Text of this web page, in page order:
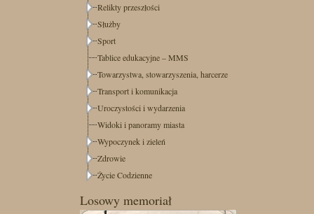
Relikty przeszłości
Służby
Sport
Tablice edukacyjne – MMS
Towarzystwa, stowarzyszenia, harcerze
Transport i komunikacja
Uroczystości i wydarzenia
Widoki i panoramy miasta
Wypoczynek i zieleń
Zdrowie
Życie Codzienne
Losowy memoriał